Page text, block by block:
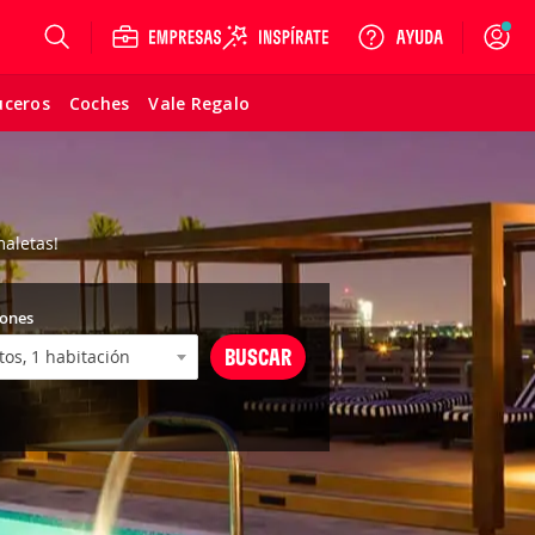
Coches Vale Regalo
Login
BUSCAR